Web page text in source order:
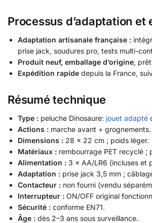
Processus d’adaptation et
Adaptation artisanale française :
prise jack, soudures pro, tests multi-
Produit neuf, emballage d’origine,
Expédition rapide depuis la France,
Résumé technique
Type : peluche Dinosaure: jouet adapté
Actions : marche avant + grognements.
Dimensions : 28 × 22 cm ; poids léger.
Matériaux : rembourrage PET recyclé ;
Alimentation : 3 × AA/LR6 (incluses et
Adaptation : prise jack 3,5 mm ;
Contacteur : non fourni (vendu
Interrupteur : ON/OFF original
Sécurité : conforme EN71.
Âge : dès 2–3 ans sous surveillance.